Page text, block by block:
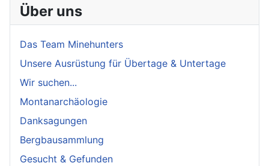
Über uns
Das Team Minehunters
Unsere Ausrüstung für Übertage & Untertage
Wir suchen...
Montanarchäologie
Danksagungen
Bergbausammlung
Gesucht & Gefunden